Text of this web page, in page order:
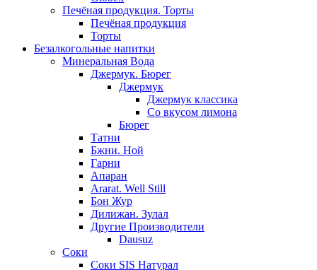
Печёная продукция. Торты
Печёная продукция
Торты
Безалкогольные напитки
Минеральная Вода
Джермук. Бюрег
Джермук
Джермук классика
Со вкусом лимона
Бюрег
Татни
Бжни. Ной
Гарни
Апаран
Ararat. Well Still
Бон Жур
Дилижан. Зулал
Другие Производители
Dausuz
Соки
Соки SIS Натурал